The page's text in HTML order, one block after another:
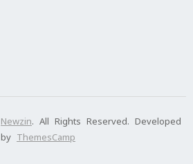
Newzin. All Rights Reserved. Developed
by ThemesCamp